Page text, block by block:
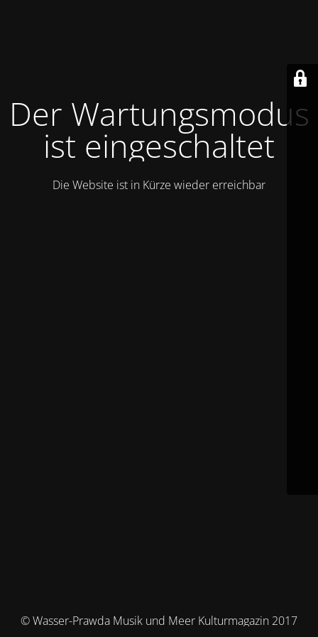
Der Wartungsmodus
ist eingeschaltet
Die Website ist in Kürze wieder erreichbar
© Wasser-Prawda Musik und Meer Kulturmagazin 2017